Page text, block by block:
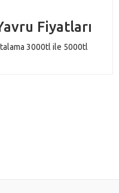
Fiyatları
3000tl ile 5000tl